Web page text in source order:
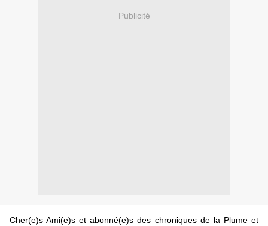
Publicité
Cher(e)s Ami(e)s et abonné(e)s des chroniques de la Plume et